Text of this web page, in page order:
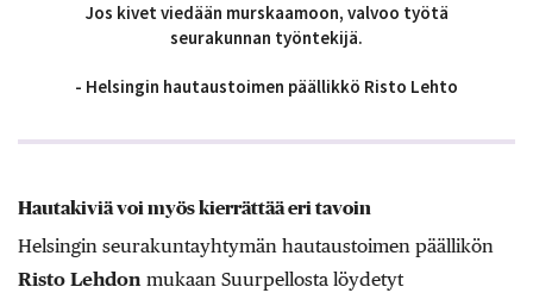
Jos kivet viedään murskaamoon, valvoo työtä
seurakunnan työntekijä.
- Helsingin hautaustoimen päällikkö Risto Lehto
Hautakiviä voi myös kierrättää eri tavoin
Helsingin seurakuntayhtymän hautaustoimen päällikön
Risto Lehdon mukaan Suurpellosta löydetyt